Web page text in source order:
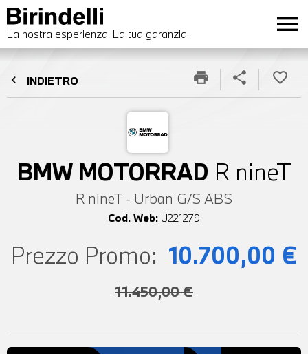
La nostra esperienza. La tua garanzia. menu
chevron_left INDIETRO
BMW MOTORRAD R nineT
R nineT - Urban G/S ABS
Cod. Web: U221279
print share favorite_border
Prezzo Promo: 10.700,00 €
11.450,00 €